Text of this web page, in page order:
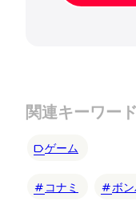
関連キーワード
ゲーム
コナミ ボ